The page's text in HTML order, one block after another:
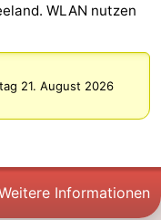
WLAN nutzen
21. August 2026
Informationen